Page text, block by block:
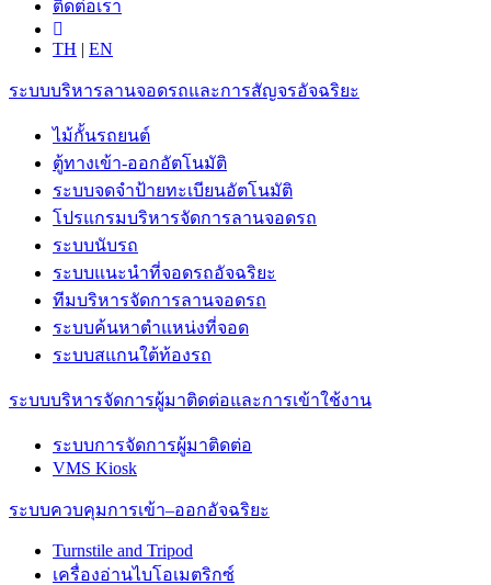
ติดต่อเรา
TH | EN
ระบบบริหารลานจอดรถและการสัญจรอัจฉริยะ
ไม้กั้นรถยนต์
ตู้ทางเข้า-ออกอัตโนมัติ
ระบบจดจำป้ายทะเบียนอัตโนมัติ
โปรแกรมบริหารจัดการลานจอดรถ
ระบบนับรถ
ระบบแนะนำที่จอดรถอัจฉริยะ
ทีมบริหารจัดการลานจอดรถ
ระบบค้นหาตำแหน่งที่จอด
ระบบสแกนใต้ท้องรถ
ระบบบริหารจัดการผู้มาติดต่อและการเข้าใช้งาน
ระบบการจัดการผู้มาติดต่อ
VMS Kiosk
ระบบควบคุมการเข้า–ออกอัจฉริยะ
Turnstile and Tripod
เครื่องอ่านไบโอเมตริกซ์